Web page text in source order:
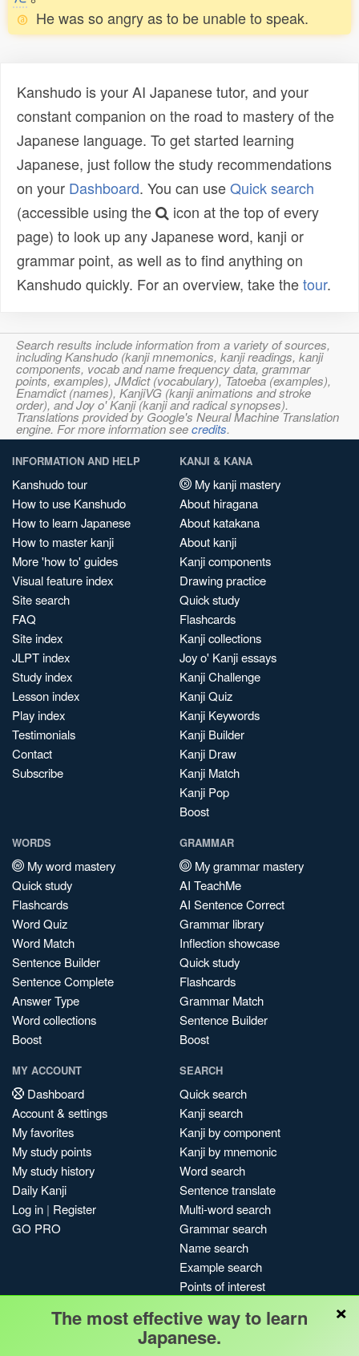
He was so angry as to be unable to speak.
Kanshudo is your AI Japanese tutor, and your
constant companion on the road to mastery of the
Japanese language. To get started learning
Japanese, just follow the study recommendations
on your Dashboard. You can useQuick search
(accessible using the
icon at the top of every
page) to look up any Japanese word, kanji or
grammar point, as well as to find anything on
Kanshudo quickly. For an overview, take thetour.
Search results include information from a variety of sources,
including Kanshudo (kanji mnemonics, kanji readings, kanji
components, vocab and name frequency data, grammar
points, examples), JMdict (vocabulary), Tatoeba (examples),
Enamdict (names), KanjiVG (kanji animations and stroke
order), and Joy o' Kanji (kanji and radical synopses).
Translations provided by Google's Neural Machine Translation
engine. For more information seecredits.
INFORMATION AND HELP
Kanshudo tour
How to use Kanshudo
How to learn Japanese
How to master kanji
More 'how to' guides
Visual feature index
Site search
FAQ
Site index
JLPT index
Study index
Lesson index
Play index
Testimonials
Contact
Subscribe
KANJI & KANA
My kanji mastery
About hiragana
About katakana
About kanji
Kanji components
Drawing practice
Quick study
Flashcards
Kanji collections
Joy o' Kanji essays
Kanji Challenge
Kanji Quiz
Kanji Keywords
Kanji Builder
Kanji Draw
Kanji Match
Kanji Pop
Boost
WORDS
My word mastery
Quick study
Flashcards
Word Quiz
Word Match
Sentence Builder
Sentence Complete
Answer Type
Word collections
Boost
GRAMMAR
My grammar mastery
AI TeachMe
AI Sentence Correct
Grammar library
Inflection showcase
Quick study
Flashcards
Grammar Match
Sentence Builder
Boost
MY ACCOUNT
Dashboard
Account & settings
My favorites
My study points
My study history
Daily Kanji
Log in | Register
GO PRO
SEARCH
Quick search
Kanji search
Kanji by component
Kanji by mnemonic
Word search
Sentence translate
Multi-word search
Grammar search
Name search
Example search
Points of interest
My search history
Search index
×
The most effective way to learn
Japanese.